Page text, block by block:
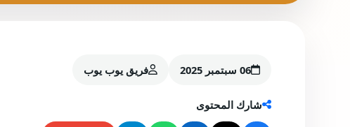
06 سبتمبر 2025 فريق يوب يوب
شارك المحتوى